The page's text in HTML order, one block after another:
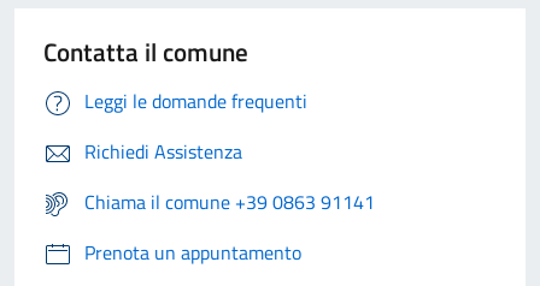
Contatta il comune
Leggi le domande frequenti
Richiedi Assistenza
Chiama il comune +39 0863 91141
Prenota un appuntamento